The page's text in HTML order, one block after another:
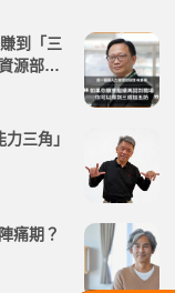
到「三
源部經
EP279
三角」
痛期？